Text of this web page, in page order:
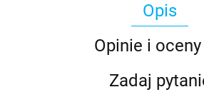
Opis
Opinie i
Zadaj